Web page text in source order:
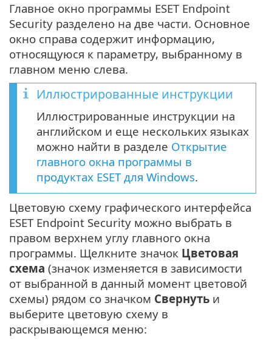
Главное окно программы ESET Endpoint
Security разделено на две части. Основное
окно справа содержит информацию,
относящуюся к параметру, выбранному в
главном меню слева.
Иллюстрированные инструкции
Иллюстрированные инструкции на
английском и еще нескольких языках
можно найти в разделе Открытие
главного окна программы в
продуктах ESET для Windows.
Цветовую схему графического интерфейса
ESET Endpoint Security можно выбрать в
правом верхнем углу главного окна
программы. Щелкните значок Цветовая
схема (значок изменяется в зависимости
от выбранной в данный момент цветовой
схемы) рядом со значком Свернуть и
выберите цветовую схему в
раскрывающемся меню: